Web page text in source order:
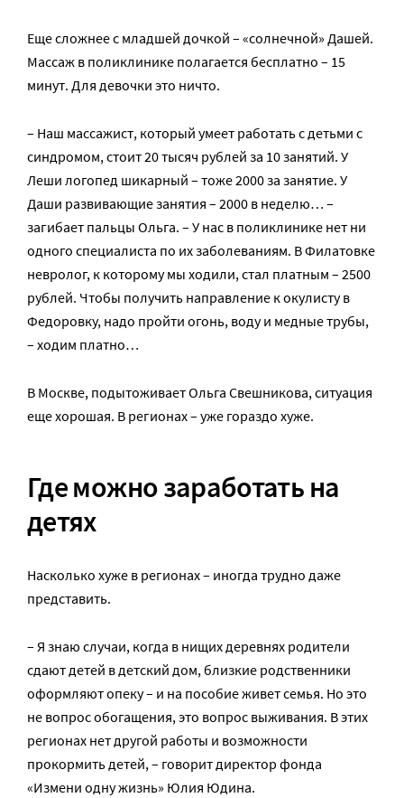
Еще сложнее с младшей дочкой – «солнечной» Дашей.
Массаж в поликлинике полагается бесплатно – 15
минут. Для девочки это ничто.
– Наш массажист, который умеет работать с детьми с
синдромом, стоит 20 тысяч рублей за 10 занятий. У
Леши логопед шикарный – тоже 2000 за занятие. У
Даши развивающие занятия – 2000 в неделю… –
загибает пальцы Ольга. – У нас в поликлинике нет ни
одного специалиста по их заболеваниям. В Филатовке
невролог, к которому мы ходили, стал платным – 2500
рублей. Чтобы получить направление к окулисту в
Федоровку, надо пройти огонь, воду и медные трубы,
– ходим платно…
В Москве, подытоживает Ольга Свешникова, ситуация
еще хорошая. В регионах – уже гораздо хуже.
Где можно заработать на
детях
Насколько хуже в регионах – иногда трудно даже
представить.
– Я знаю случаи, когда в нищих деревнях родители
сдают детей в детский дом, близкие родственники
оформляют опеку – и на пособие живет семья. Но это
не вопрос обогащения, это вопрос выживания. В этих
регионах нет другой работы и возможности
прокормить детей, – говорит директор фонда
«Измени одну жизнь» Юлия Юдина.